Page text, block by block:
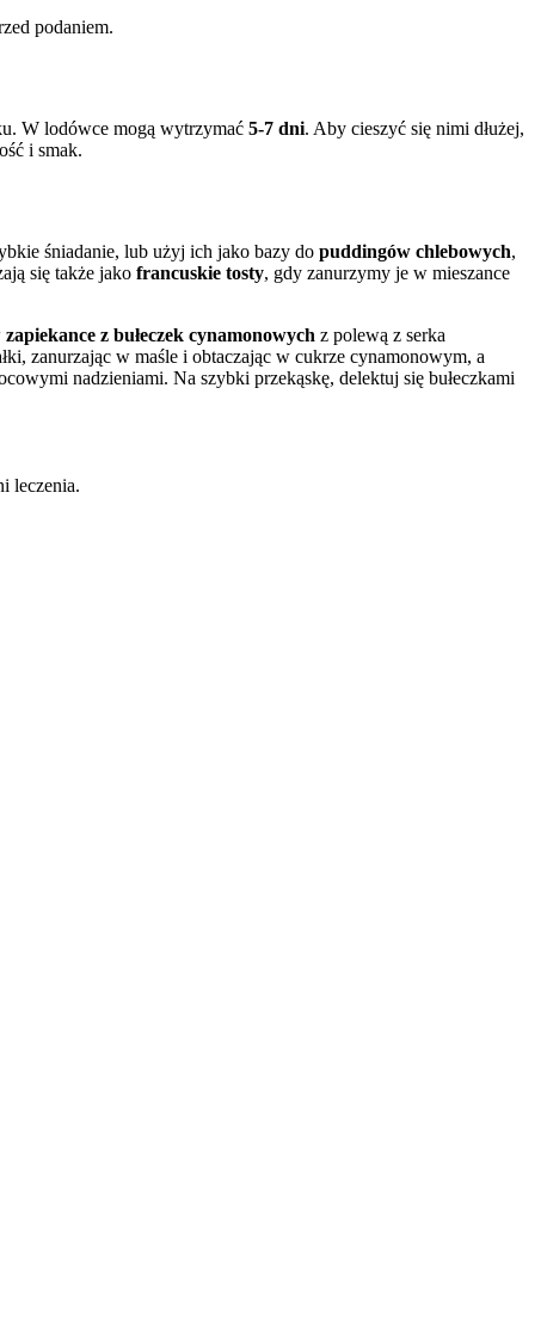
podaniem.
W lodówce mogą wytrzymać 5-7 dni. Aby cieszyć się nimi dłużej,
i smak.
śniadanie, lub użyj ich jako bazy do puddingów chlebowych,
się także jako francuskie tosty, gdy zanurzymy je w mieszance
zapiekance z bułeczek cynamonowych z polewą z serka
zanurzając w maśle i obtaczając w cukrze cynamonowym, a
nadzieniami. Na szybki przekąskę, delektuj się bułeczkami
leczenia.